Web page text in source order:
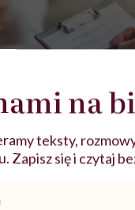
na
teksty,
Zapisz się i czytaj